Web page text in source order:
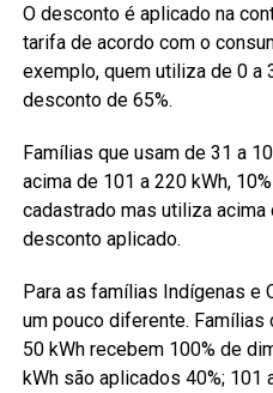
O desconto é aplicado na
tarifa de acordo com o
exemplo, quem utiliza de 0 a
desconto de 65%.
Famílias que usam de 31 a
acima de 101 a 220 kWh,
cadastrado mas utiliza acima
desconto aplicado.
Para as famílias Indígenas e
um pouco diferente.
50 kWh recebem 100% de
kWh são aplicados 40%; 101